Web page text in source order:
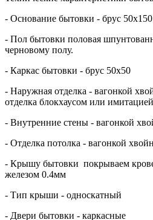
- Основание бытовки - брус 50х150
- Пол бытовки половая
черновому полу.
- Каркас бытовки - брус 50х50
- Наружная отделка - вагонкой
отделка блокхаусом или
- Внутренние стены - вагонкой
- Отделка потолка - вагонкой
- Крышу бытовки покрываем
железом 0.4мм
- Тип крыши - односкатный
- Двери бытовки - каркасные